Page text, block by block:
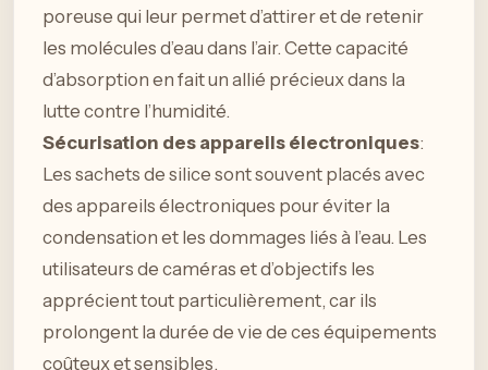
poreuse qui leur permet d’attirer et de retenir
les molécules d’eau dans l’air. Cette capacité
d’absorption en fait un allié précieux dans la
lutte contre l’humidité.
Sécurisation des appareils électroniques:
Les sachets de silice sont souvent placés avec
des appareils électroniques pour éviter la
condensation et les dommages liés à l’eau. Les
utilisateurs de caméras et d’objectifs les
apprécient tout particulièrement, car ils
prolongent la durée de vie de ces équipements
coûteux et sensibles.